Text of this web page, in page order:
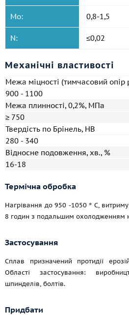
Mo: 0,8-1,5
N: ≤0,02
Механічні властивості
Межа міцності (тимчасовий
900 - 1100
Межа плинності, 0,2%, МПа
≥ 750
Твердість по Брінель, HB
280 - 340
Відносне подовження, хв., %
16-18
Термічна обробка
Нагрівання до 950 -1050 ° C,
8 годин з подальшим охолодженням
Застосування
Сплав призначений протидії
Області застосування:
шпинделів, болтів.
Придбати